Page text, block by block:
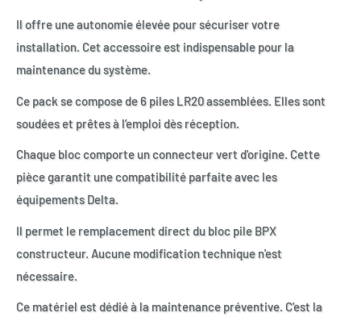
Il offre une autonomie élevée pour sécuriser votre
installation. Cet accessoire est indispensable pour la
maintenance du système.
Ce pack se compose de 6 piles LR20 assemblées. Elles sont
soudées et prêtes à l’emploi dès réception.
Chaque bloc comporte un connecteur vert d'origine. Cette
pièce garantit une compatibilité parfaite avec les
équipements Delta.
Il permet le remplacement direct du bloc pile BPX
constructeur. Aucune modification technique n'est
nécessaire.
Ce matériel est dédié à la maintenance préventive. C'est la